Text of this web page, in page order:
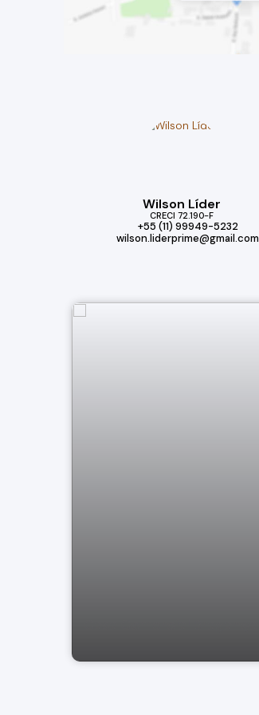
Wilson Líder
CRECI 72.190-F
+55 (11) 99949-5232
wilson.liderprime@gmail.com